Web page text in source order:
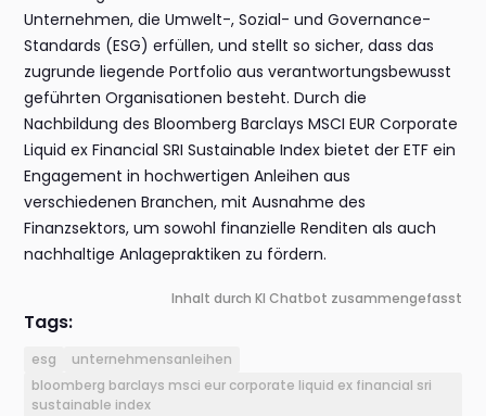
Unternehmen, die Umwelt-, Sozial- und Governance-
Standards (ESG) erfüllen, und stellt so sicher, dass das
zugrunde liegende Portfolio aus verantwortungsbewusst
geführten Organisationen besteht. Durch die
Nachbildung des Bloomberg Barclays MSCI EUR Corporate
Liquid ex Financial SRI Sustainable Index bietet der ETF ein
Engagement in hochwertigen Anleihen aus
verschiedenen Branchen, mit Ausnahme des
Finanzsektors, um sowohl finanzielle Renditen als auch
nachhaltige Anlagepraktiken zu fördern.
Inhalt durch KI Chatbot zusammengefasst
Tags:
esg
unternehmensanleihen
bloomberg barclays msci eur corporate liquid ex financial sri
sustainable index